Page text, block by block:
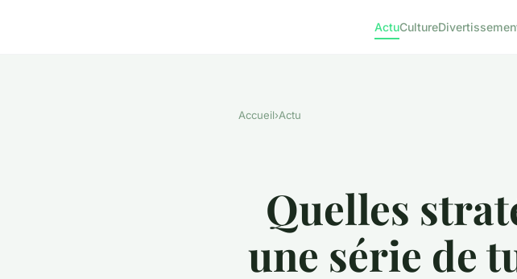
ActuCulture
Accueil›Actu
Quelles
une série de